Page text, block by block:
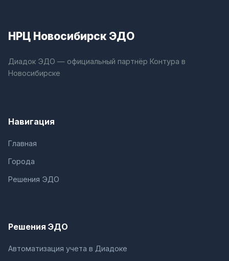
НРЦ Новосибирск ЭДО
Диадок ЭДО — официальный партнёр Контура в
Новосибирске
Навигация
Главная
Города
Решения ЭДО
Решения ЭДО
Автоматизация учета в Диадоке